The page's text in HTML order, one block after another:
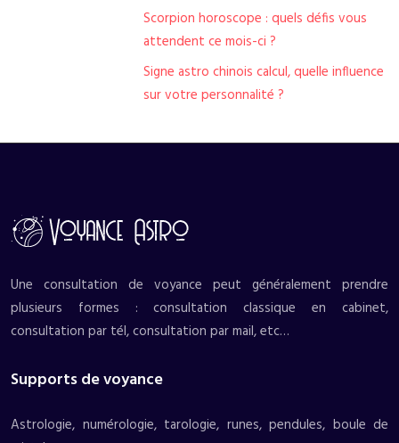
Scorpion horoscope : quels défis vous
attendent ce mois-ci ?
Signe astro chinois calcul, quelle influence
sur votre personnalité ?
Une consultation de voyance peut généralement prendre
plusieurs formes : consultation classique en cabinet,
consultation par tél, consultation par mail, etc…
Supports de voyance
Astrologie, numérologie, tarologie, runes, pendules, boule de